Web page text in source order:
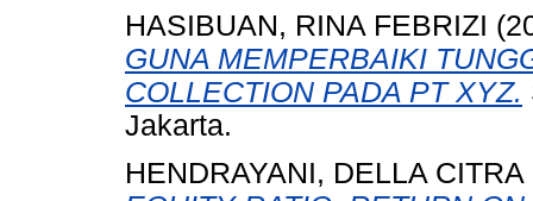
HASIBUAN, RINA FEBRIZI
GUNA MEMPERBAIKI
COLLECTION PADA PT XYZ.
Jakarta.
HENDRAYANI, DELLA CITRA